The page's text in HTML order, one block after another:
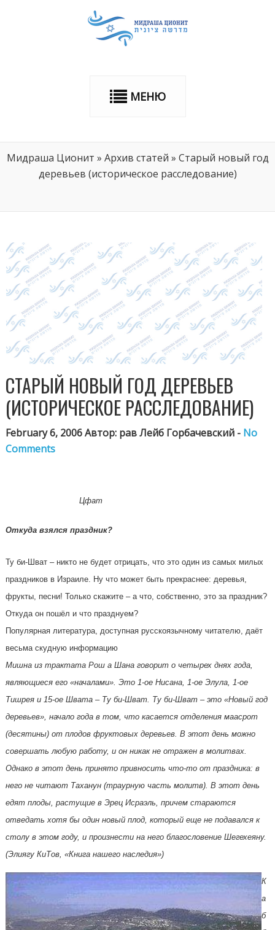
МЕНЮ
Мидраша Ционит » Архив статей » Старый новый год
деревьев (историческое расследование)
СТАРЫЙ НОВЫЙ ГОД ДЕРЕВЬЕВ
(ИСТОРИЧЕСКОЕ РАССЛЕДОВАНИЕ)
February 6, 2006 Автор: рав Лейб Горбачевский - No
Comments
Цфат
Откуда взялся праздник?
Ту би-Шват – никто не будет отрицать, что это один из самых милых
праздников в Израиле. Ну что может быть прекраснее: деревья,
фрукты, песни! Только скажите – а что, собственно, это за праздник?
Откуда он пошёл и что празднуем?
Популярная литература, доступная русскоязычному читателю, даёт
весьма скудную информацию
Мишна из трактата Рош а Шана говорит о четырех днях года,
являющиеся его «началами». Это 1-ое Нисана, 1-ое Элула, 1-ое
Тишрея и 15-ое Швата – Ту би-Шват. Ту би-Шват – это «Новый год
деревьев», начало года в том, что касается отделения маасрот
(десятины) от плодов фруктовых деревьев. В этот день можно
совершать любую работу, и он никак не отражен в молитвах.
Однако в этот день принято привносить что-то от праздника: в
него не читают Таханун (траурную часть молитв). В этот день
едят плоды, растущие в Эрец Исраэль, причем стараются
отведать хотя бы один новый плод, который еще не подавался к
столу в этом году, и произнести на него благословение Шегехеяну.
(Элиягу КиТов, «Книга нашего наследия»)
К
а
б